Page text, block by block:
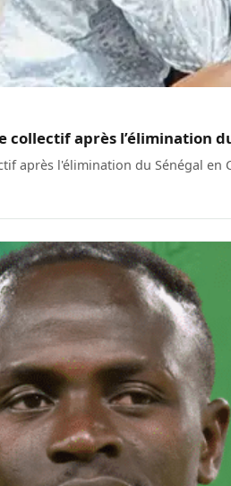
collectif après l’élimination
après l'élimination du Sénégal en